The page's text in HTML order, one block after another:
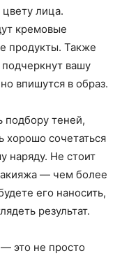
лица.
кремовые
продукты. Также
вашу
впишутся в образ.
подбору теней,
сочетаться
наряду. Не стоит
— чем более
его наносить,
результат.
это не просто